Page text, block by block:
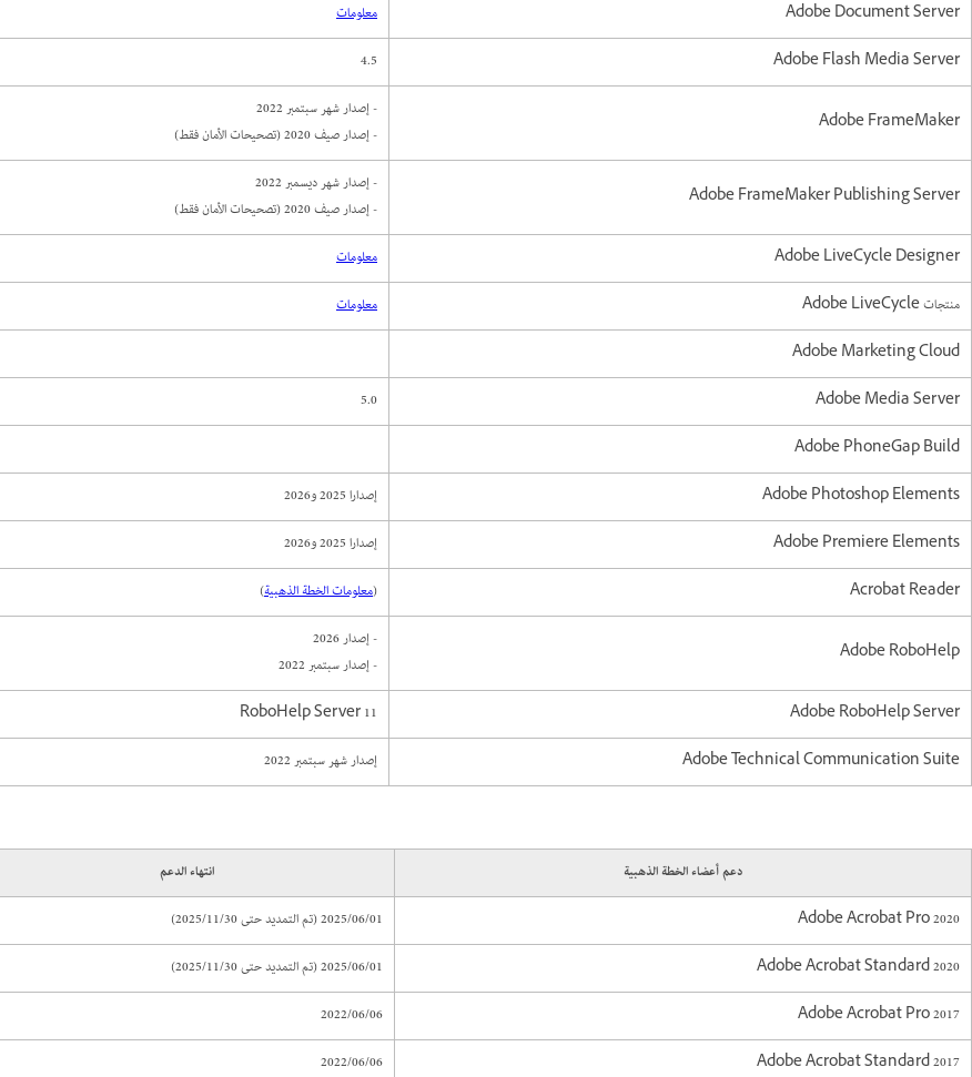
Adobe Document Server
معلومات
Adobe Flash Media Server
4.5
Adobe FrameMaker
- إصدار شهر سبتمبر 2022
- إصدار صيف 2020 (تصحيحات الأمان فقط)
Adobe FrameMaker Publishing Server
- إصدار شهر ديسمبر 2022
- إصدار صيف 2020 (تصحيحات الأمان فقط)
Adobe LiveCycle Designer
معلومات
منتجات Adobe LiveCycle
معلومات
Adobe Marketing Cloud
Adobe Media Server
5.0
Adobe PhoneGap Build
Adobe Photoshop Elements
إصدارا 2025 و2026
Adobe Premiere Elements
إصدارا 2025 و2026
Acrobat Reader
(معلومات الخطة الذهبية)
Adobe RoboHelp
- إصدار 2026
- إصدار سبتمبر 2022
Adobe RoboHelp Server
RoboHelp Server 11
Adobe Technical Communication Suite
إصدار شهر سبتمبر 2022
دعم أعضاء الخطة الذهبية
انتهاء الدعم
Adobe Acrobat Pro 2020
2025/06/01 (تم التمديد حتى 2025/11/30)
Adobe Acrobat Standard 2020
2025/06/01 (تم التمديد حتى 2025/11/30)
Adobe Acrobat Pro 2017
2022/06/06
Adobe Acrobat Standard 2017
2022/06/06